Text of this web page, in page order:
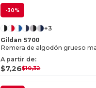
-30%
+3
Gildan 5700
A partir de:
$7,26$10,32